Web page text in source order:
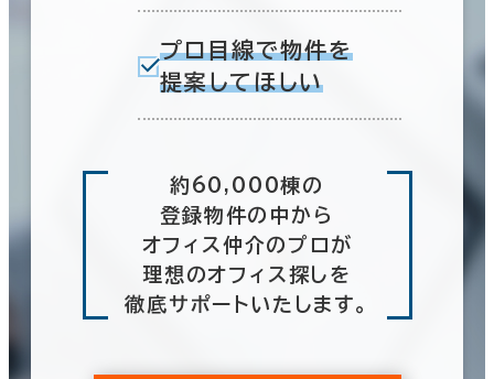
プロ目線で物件を
提案してほしい
約60,000棟の
登録物件の中から
オフィス仲介のプロが
理想のオフィス探しを
徹底サポートいたします。